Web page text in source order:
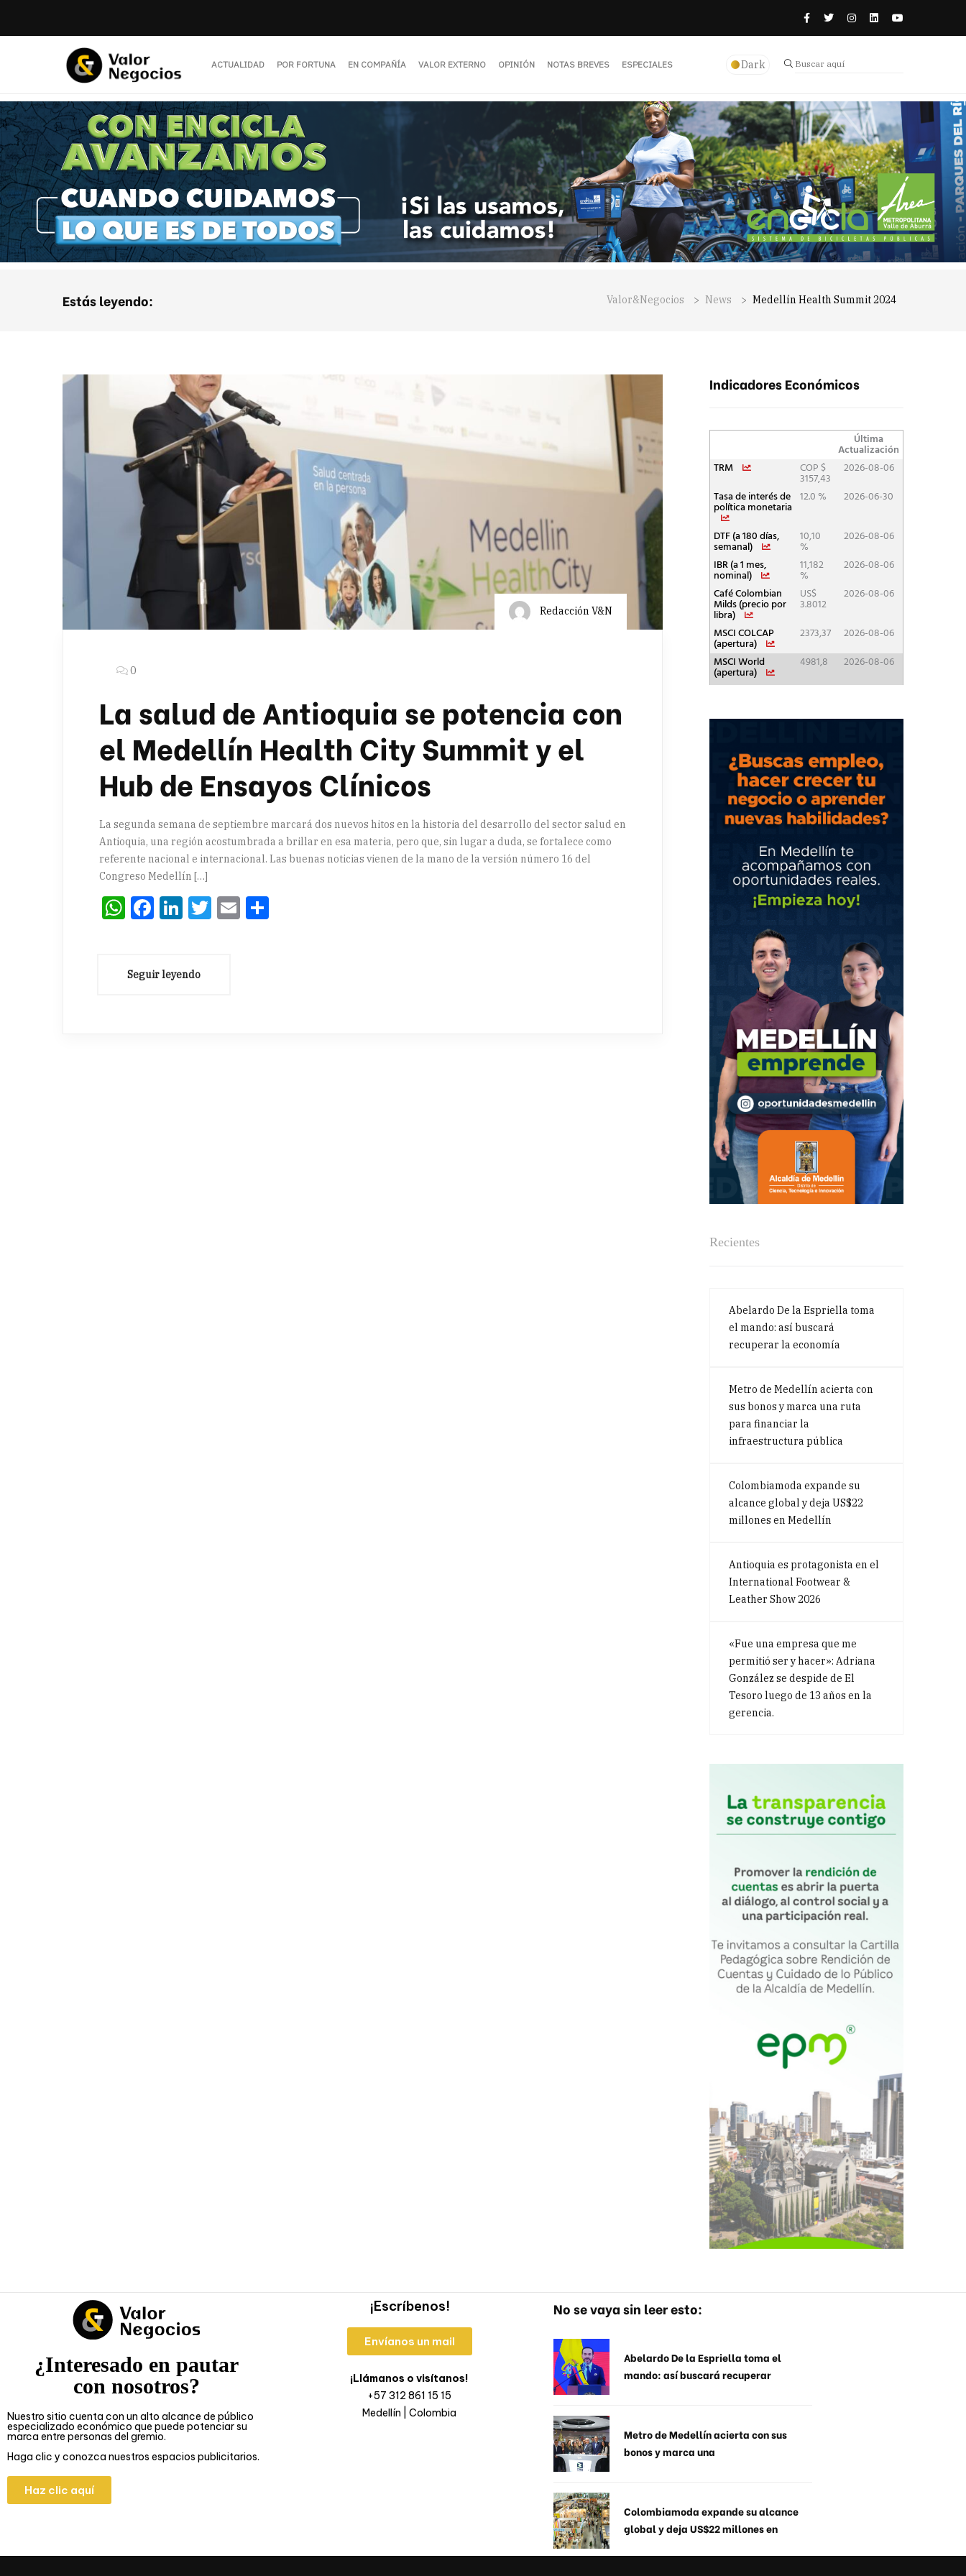
ACTUALIDAD POR FORTUNA EN COMPAÑÍA VALOR EXTERNO OPINIÓN NOTAS BREVES ESPECIALES Dark
Estás leyendo: Valor&Negocios > News > Medellín Health Summit 2024
Redacción V&N
0
La salud de Antioquia se potencia con
el Medellín Health City Summit y el
Hub de Ensayos Clínicos
La segunda semana de septiembre marcará dos nuevos hitos en la historia del desarrollo del sector salud en
Antioquia, una región acostumbrada a brillar en esa materia, pero que, sin lugar a duda, se fortalece como
referente nacional e internacional. Las buenas noticias vienen de la mano de la versión número 16 del
Congreso Medellín […]
WhatsApp
Facebook
LinkedIn
Twitter
Email
Indicadores Económicos
Recientes
Abelardo De la Espriella toma
el mando: así buscará
recuperar la economía
Metro de Medellín acierta con
sus bonos y marca una ruta
para financiar la
infraestructura pública
Colombiamoda expande su
alcance global y deja US$22
millones en Medellín
Antioquia es protagonista en el
International Footwear &
Leather Show 2026
«Fue una empresa que me
permitió ser y hacer»: Adriana
González se despide de El
Tesoro luego de 13 años en la
gerencia.
¿Interesado en pautar
con nosotros?
Nuestro sitio cuenta con un alto alcance de público
especializado económico que puede potenciar su
marca entre personas del gremio.
Haga clic y conozca nuestros espacios publicitarios.
Haz clic aquí
¡Escríbenos!
Envíanos un mail
¡Llámanos o visítanos!
+57 312 861 15 15
Medellín | Colombia
No se vaya sin leer esto:
Abelardo De la Espriella toma el
mando: así buscará recuperar
Metro de Medellín acierta con sus
bonos y marca una
Colombiamoda expande su alcance
global y deja US$22 millones en